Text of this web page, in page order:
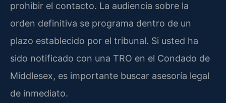
prohibir el contacto. La audiencia sobre la
orden definitiva se programa dentro de un
plazo establecido por el tribunal. Si usted ha
sido notificado con una TRO en el Condado de
Middlesex, es importante buscar asesoría legal
de inmediato.